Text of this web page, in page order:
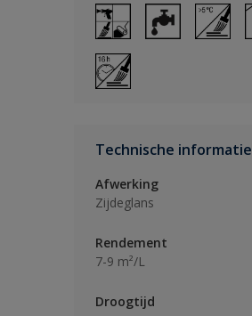
Technische informatie
Afwerking
Zijdeglans
Rendement
7-9 m²/L
Droogtijd